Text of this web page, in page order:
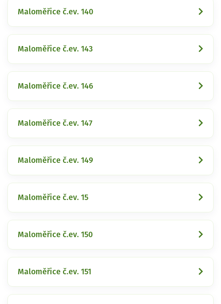
Maloměřice č.ev. 140
Maloměřice č.ev. 143
Maloměřice č.ev. 146
Maloměřice č.ev. 147
Maloměřice č.ev. 149
Maloměřice č.ev. 15
Maloměřice č.ev. 150
Maloměřice č.ev. 151